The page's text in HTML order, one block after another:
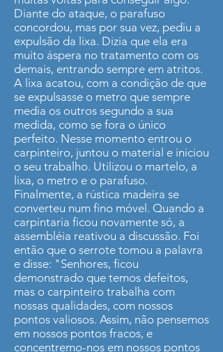
Diante do ataque, o parafuso
concordou, mas por sua vez, pediu a
expulsão da lixa. Dizia que ela era
muito áspera no tratamento com os
demais, entrando sempre em atritos.
A lixa acatou, com a condição de que
se expulsasse o metro que sempre
media os outros segundo a sua
medida, como se fora o único
perfeito. Nesse momento entrou o
carpinteiro, juntou o material e iniciou
o seu trabalho. Utilizou o martelo, a
lixa, o metro e o parafuso.
Finalmente, a rústica madeira se
converteu num fino móvel. Quando a
carpintaria ficou novamente só, a
assembléia reativou a discussão. Foi
então que o serrote tomou a palavra
e disse: "Senhores, ficou
demonstrado que temos defeitos,
mas o carpinteiro trabalha com
nossas qualidades, com nossos
pontos valiosos. Assim, não pensemos
em nossos pontos fracos, e
concentremo-nos em nossos pontos